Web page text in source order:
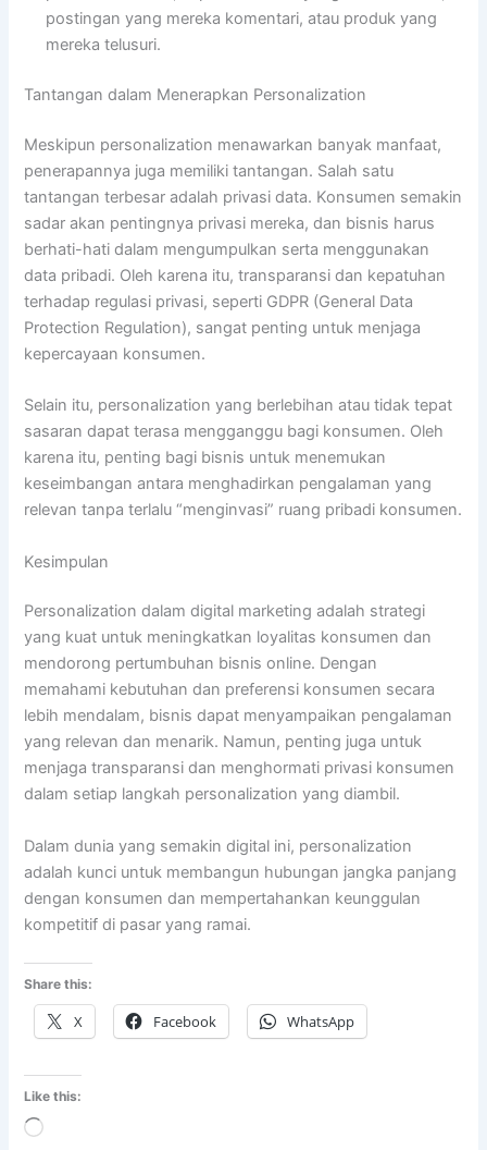
postingan yang mereka komentari, atau produk yang
mereka telusuri.
Tantangan dalam Menerapkan Personalization
Meskipun personalization menawarkan banyak manfaat,
penerapannya juga memiliki tantangan. Salah satu
tantangan terbesar adalah privasi data. Konsumen semakin
sadar akan pentingnya privasi mereka, dan bisnis harus
berhati-hati dalam mengumpulkan serta menggunakan
data pribadi. Oleh karena itu, transparansi dan kepatuhan
terhadap regulasi privasi, seperti GDPR (General Data
Protection Regulation), sangat penting untuk menjaga
kepercayaan konsumen.
Selain itu, personalization yang berlebihan atau tidak tepat
sasaran dapat terasa mengganggu bagi konsumen. Oleh
karena itu, penting bagi bisnis untuk menemukan
keseimbangan antara menghadirkan pengalaman yang
relevan tanpa terlalu “menginvasi” ruang pribadi konsumen.
Kesimpulan
Personalization dalam digital marketing adalah strategi
yang kuat untuk meningkatkan loyalitas konsumen dan
mendorong pertumbuhan bisnis online. Dengan
memahami kebutuhan dan preferensi konsumen secara
lebih mendalam, bisnis dapat menyampaikan pengalaman
yang relevan dan menarik. Namun, penting juga untuk
menjaga transparansi dan menghormati privasi konsumen
dalam setiap langkah personalization yang diambil.
Dalam dunia yang semakin digital ini, personalization
adalah kunci untuk membangun hubungan jangka panjang
dengan konsumen dan mempertahankan keunggulan
kompetitif di pasar yang ramai.
Share this:
X Facebook WhatsApp
Like this:
Loading…